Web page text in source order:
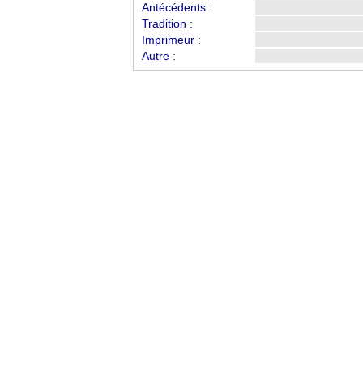
Antécédents :
Tradition :
Imprimeur :
Autre :